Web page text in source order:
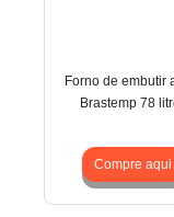
Forno de embutir
Brastemp 78
Compre aqui